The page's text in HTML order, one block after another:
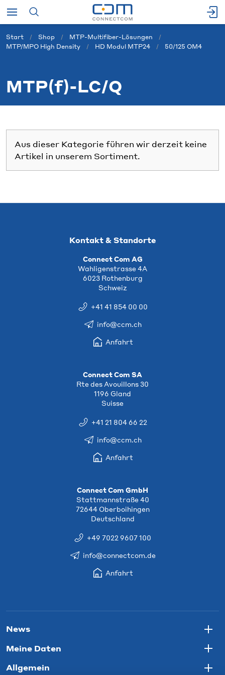
Start Shop
MTP-Multifiber-Lösungen
MTP/MPO High Density
HD Modul MTP24 50/125 OM4
MTP(f)-LC/Q
Aus dieser Kategorie führen wir derzeit keine
Artikel in unserem Sortiment.
Kontakt & Standorte
Connect Com AG
Wahligenstrasse 4A
6023 Rothenburg
Schweiz
+41 41 854 00 00
info@ccm.ch
Anfahrt
Connect Com SA
Rte des Avouillons 30
1196 Gland
Suisse
+41 21 804 66 22
info@ccm.ch
Anfahrt
Connect Com GmbH
Stattmannstraße 40
72644 Oberboihingen
Deutschland
+49 7022 9607 100
info@connectcom.de
Anfahrt
News
Meine Daten
Allgemein